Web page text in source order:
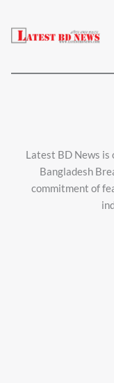
Latest BD News is
Bangladesh
commitment of